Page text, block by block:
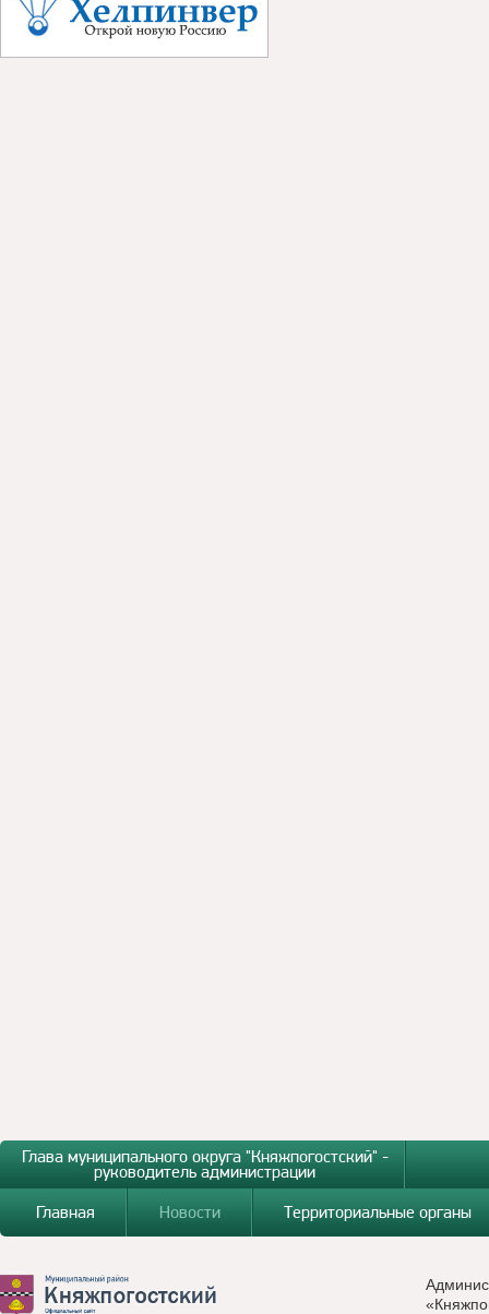
Глава муниципального округа "Княжпогостский" -
руководитель администрации
Главная
Новости Территориальные органы